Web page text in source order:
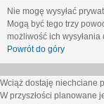
Nie mogę wysyłać
Mogą być tego trzy
możliwość ich
Powrót do góry
Wciąż dostaję niechciane
W przyszłości planowane